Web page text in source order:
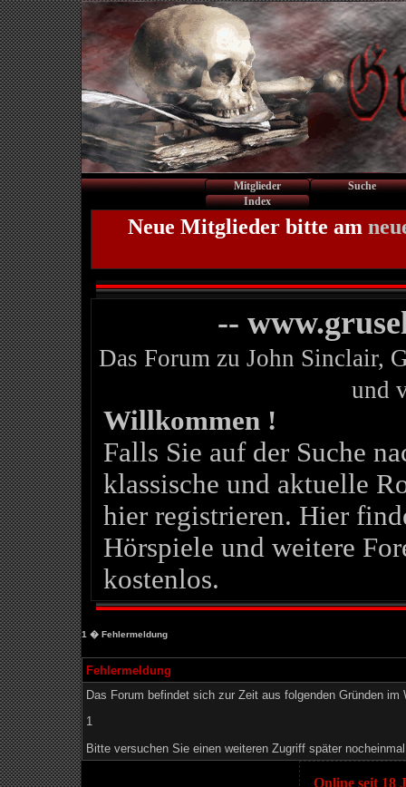
Mitglieder
Suche
Index
Neue Mitglieder bitte am
--
Das Forum zu John Sinclair,
und
Willkommen !
Falls Sie auf der Suche
klassische und aktuelle
hier registrieren. Hier
Hörspiele und weitere
kostenlos.
1 � Fehlermeldung
Fehlermeldung
Das Forum befindet sich zur Zeit aus folgenden Gründen im
1
Bitte versuchen Sie einen weiteren Zugriff später
Online seit 18